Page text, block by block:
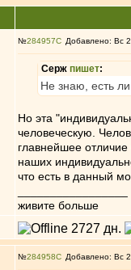
№284957 Добавлено: Вс
Серж пишет:
Не знаю, есть
Но эта
человеческую.
главнейшее
наших
что есть в данный
живите больше
№284958 Добавлено: Вс